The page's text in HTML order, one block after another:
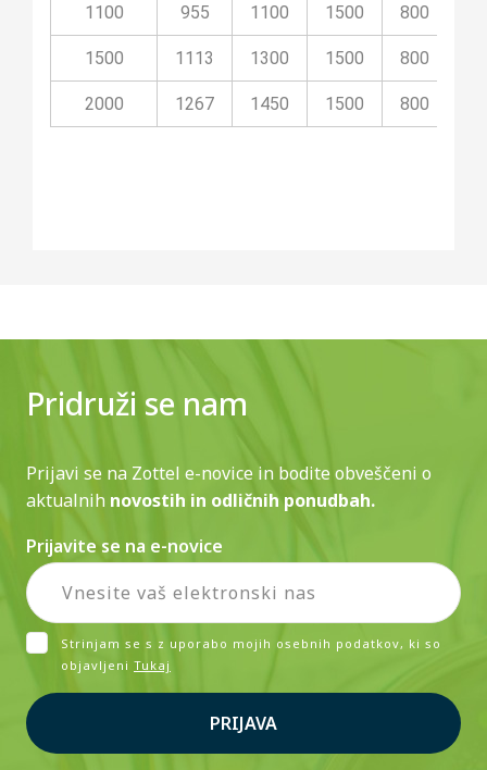
1100 955 1100 1500 800
1500 1113 1300 1500 800
2000 1267 1450 1500 800
Pridruži se nam
Prijavi se na Zottel e-novice in bodite obveščeni o
aktualnih novostih in odličnih ponudbah.
Prijavite se na e-novice
Strinjam se s z uporabo mojih osebnih podatkov, ki so
objavljeni Tukaj
PRIJAVA